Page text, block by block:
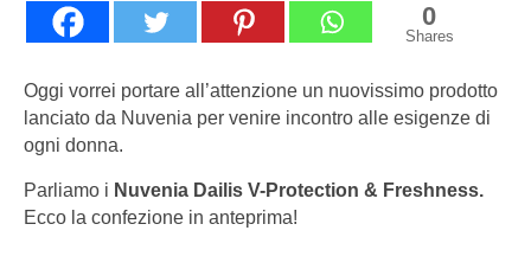
0
Shares
Oggi vorrei portare all’attenzione un nuovissimo prodotto
lanciato da Nuvenia per venire incontro alle esigenze di
ogni donna.
Parliamo i Nuvenia Dailis V-Protection & Freshness.
Ecco la confezione in anteprima!